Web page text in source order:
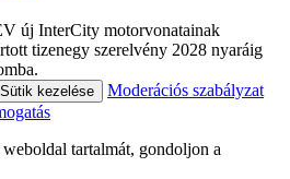
új InterCity motorvonatainak
tizenegy szerelvény 2028 nyaráig
Sütik kezelése
Moderációs szabályzat
tartalmát, gondoljon a